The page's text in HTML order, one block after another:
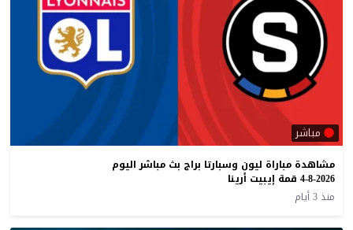
مباشر
مشاهدة مباراة ليون وسبارتا براج بث مباشر اليوم
4-8-2026 قمة إيبيت أرينا
منذ 3 أيام